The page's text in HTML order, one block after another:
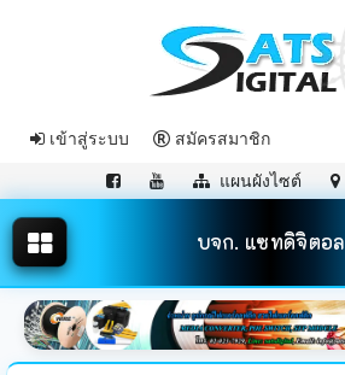
เข้าสู่ระบบ สมัครสมาชิก
แผนผังไซต์
บจก. แซทดิจิตอล